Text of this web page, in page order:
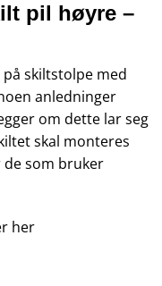
pil høyre –
skiltstolpe med
anledninger
om dette lar seg
skal monteres
de som bruker
her